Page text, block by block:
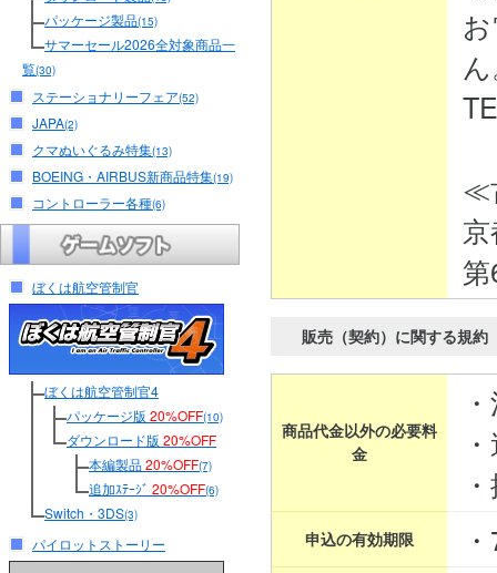
パッケージ製品(15)
サマーセール2026全対象商品一
覧(30)
ステーショナリーフェア(52)
JAPA(2)
クマぬいぐるみ特集(13)
BOEING・AIRBUS新商品特集(19)
コントローラー各種(6)
ぼくは航空管制官
ぼくは航空管制官4
パッケージ版 20%OFF(10)
ダウンロード版 20%OFF
本編製品20%OFF(7)
追加ｽﾃｰｼﾞ 20%OFF(6)
Switch・3DS(3)
パイロットストーリー
≪
販売（契約）に関する規約
商品代金以外の必要料
金
申込の有効期限